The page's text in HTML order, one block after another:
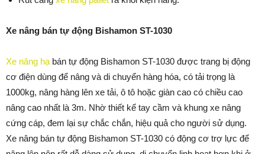
Xe nâng bán tự động Bishamon ST-1030
Xe nâng hạ bán tự động Bishamon ST-1030 được trang bị động
cơ điện dùng để nâng và di chuyển hàng hóa, có tải trọng là
1000kg, nâng hàng lên xe tải, ô tô hoặc giàn cao có chiều cao
nâng cao nhất là 3m. Nhờ thiết kế tay cầm và khung xe nâng
cứng cáp, đem lại sự chắc chắn, hiệu quả cho người sử dụng.
Xe nâng bán tự động Bishamon ST-1030 có động cơ trợ lực để